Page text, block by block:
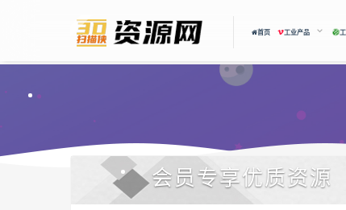
首页 工业产品
会员专享优质资源